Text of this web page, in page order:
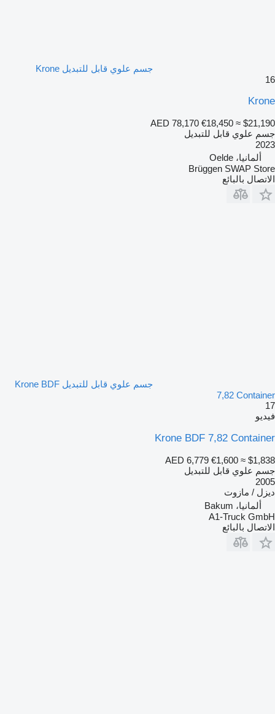
جسم علوي قابل للتبديل Krone
16
Krone
AED 78,170 €18,450 ≈ $21,190
جسم علوي قابل للتبديل
2023
ألمانيا، Oelde
Brüggen SWAP Store
الاتصال بالبائع
جسم علوي قابل للتبديل Krone BDF
7,82 Container
17
فيديو
Krone BDF 7,82 Container
AED 6,779 €1,600 ≈ $1,838
جسم علوي قابل للتبديل
2005
ديزل / مازوت
ألمانيا، Bakum
A1-Truck GmbH
الاتصال بالبائع